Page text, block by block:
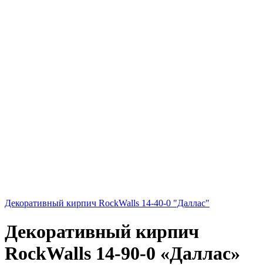
Декоративный кирпич RockWalls 14-40-0 "Даллас"
Декоративный кирпич
RockWalls 14-90-0 «Даллас»